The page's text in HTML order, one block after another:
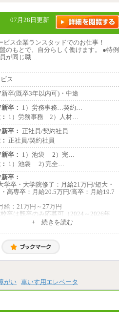
07月28日更新
ビス企業ランスタッドでのお仕事！
のもとで、自分らしく働けます。 ●特例
が同じ職…
ス
新卒(既卒3年以内可)・中途
卒： 1）労務事務…契約…
1）労務事務 2）人材…
卒： 正社員/契約社員
正社員/契約社員
卒： 1）池袋 2）完…
1）池袋 2) 完全…
卒：
学卒・大学院修了：月給21万円/短大・
高専卒：月給20.5万円/高卒：月給19.7
給：21万円～27万円
卒は既卒のみ応募可（2024～2026年
給：21万円～25万円
給：21万円～27万円
+ 続きを読む
がい 車いす用エレベータ